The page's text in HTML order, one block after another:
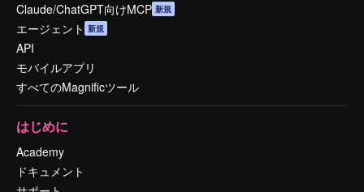
Claude/ChatGPT向けMCP 新規
エージェント 新規
API
モバイルアプリ
すべてのMagnificツール
はじめに
Academy
ドキュメント